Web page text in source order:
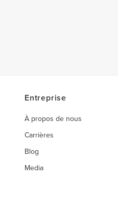
Entreprise
À propos de nous
Carrières
Blog
Media